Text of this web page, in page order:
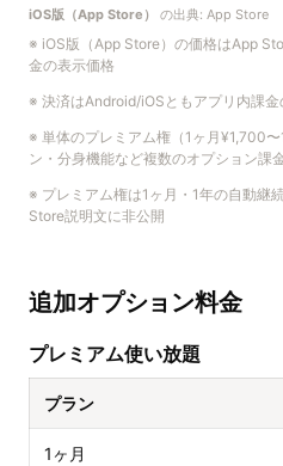
iOS版（App Store） の出典: App Store
※ iOS版（App Store）の価格はApp
金の表示価格
※ 決済はAndroid/iOSともアプリ内課金
※ 単体のプレミアム権（1ヶ月¥1,700
ン・分身機能など複数のオプション課
※ プレミアム権は1ヶ月・1年の自動継
Store説明文に非公開
追加オプション料金
プレミアム使い放題
プラン
1ヶ月